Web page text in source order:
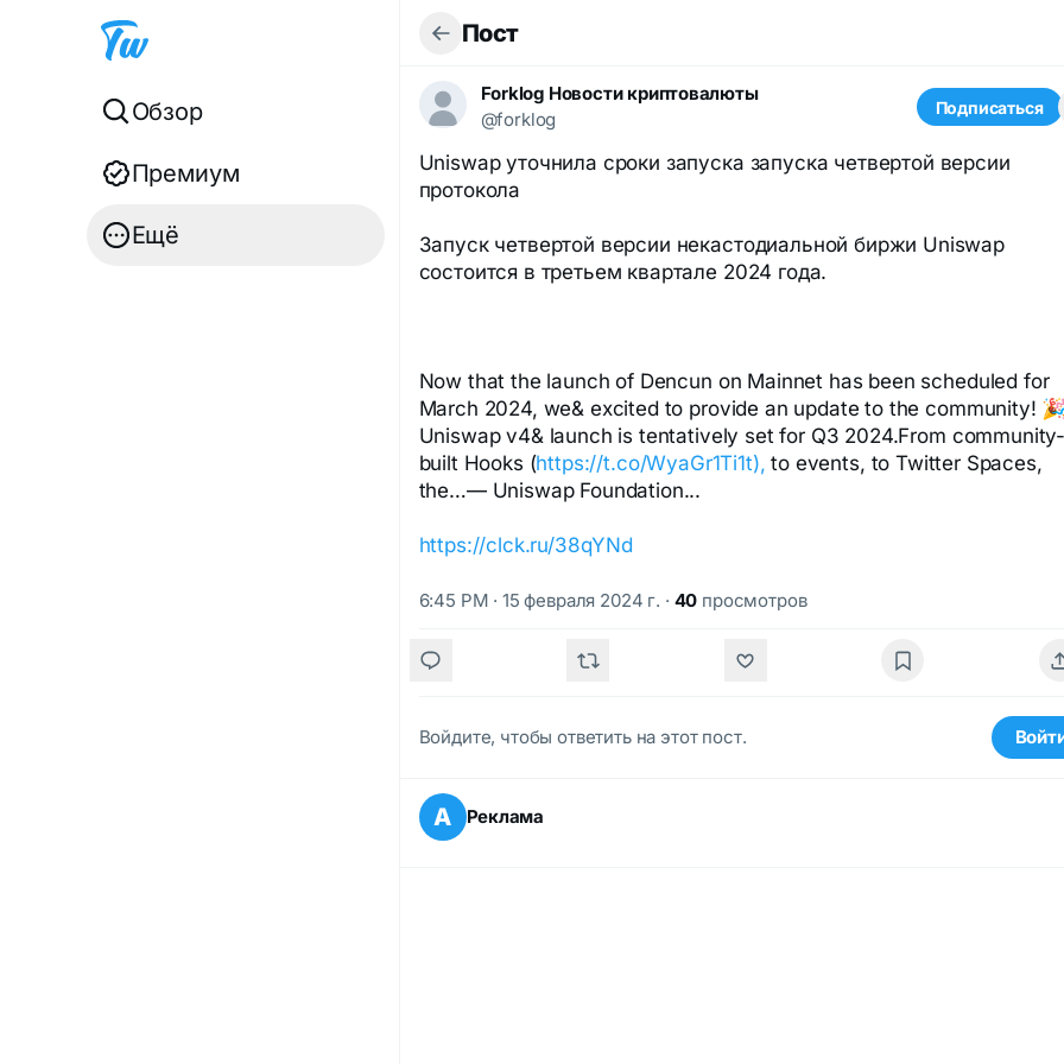
Обзор
Премиум
Ещё
Пост
Forklog Новости криптовалюты
@forklog
Подписаться
Uniswap уточнила сроки запуска запуска четвертой версии
протокола
Запуск четвертой версии некастодиальной биржи Uniswap
состоится в третьем квартале 2024 года.
Now that the launch of Dencun on Mainnet has been scheduled for
March 2024, we& excited to provide an update to the community!
Uniswap v4& launch is tentatively set for Q3 2024.From
built Hooks (https://t.co/WyaGr1Ti1t), to events, to Twitter Spaces,
the…— Uniswap Foundation...
https://clck.ru/38qYNd
6:45 PM · 15 февраля 2024 г. · 40 просмотров
Войдите, чтобы ответить на этот пост.
А Реклама